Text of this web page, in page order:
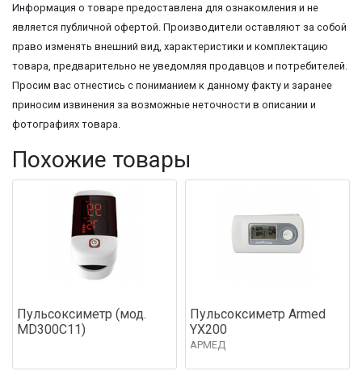
Информация о товаре предоставлена для ознакомления и не
является публичной офертой. Производители оставляют за собой
право изменять внешний вид, характеристики и комплектацию
товара, предварительно не уведомляя продавцов и потребителей.
Просим вас отнестись с пониманием к данному факту и заранее
приносим извинения за возможные неточности в описании и
фотографиях товара.
Похожие товары
Пульсоксиметр (мод.
MD300C11)
Пульсоксиметр Armed
YX200
АРМЕД